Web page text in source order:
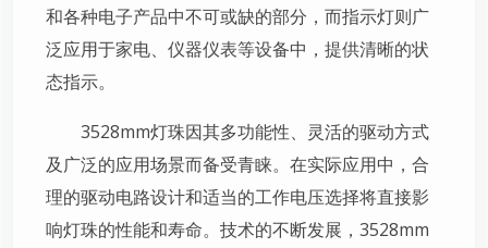
和各种电子产品中不可或缺的部分，而指示灯则广
泛应用于家电、仪器仪表等设备中，提供清晰的状
态指示。
3528mm灯珠因其多功能性、灵活的驱动方式
及广泛的应用场景而备受青睐。在实际应用中，合
理的驱动电路设计和适当的工作电压选择将直接影
响灯珠的性能和寿命。技术的不断发展，3528mm